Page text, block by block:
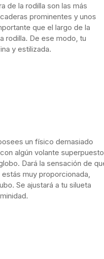
prominentes y unos
que el largo de la
rodilla. De ese modo, tu
y estilizada.
algún volante superpuesto
Dará la sensación de que
muy proporcionada,
Se ajustará a tu silueta